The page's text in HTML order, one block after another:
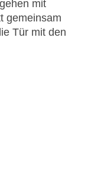
mit
gemeinsam
Tür mit den